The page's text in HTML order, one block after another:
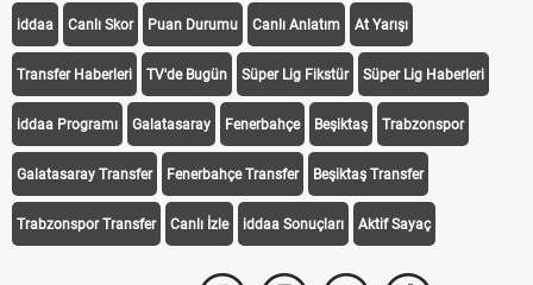
iddaa Canlı Skor Puan Durumu Canlı Anlatım At Yarışı
Transfer Haberleri TV'de Bugün Süper Lig Fikstür Süper Lig Haberleri
iddaa Programı Galatasaray Fenerbahçe Beşiktaş Trabzonspor
Galatasaray Transfer Fenerbahçe Transfer Beşiktaş Transfer
Trabzonspor Transfer Canlı İzle iddaa Sonuçları Aktif Sayaç